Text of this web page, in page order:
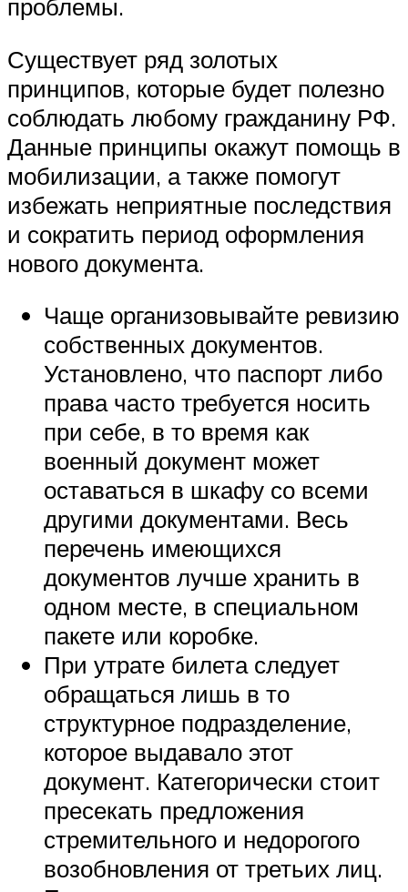
проблемы.
Существует ряд золотых
принципов, которые будет полезно
соблюдать любому гражданину РФ.
Данные принципы окажут помощь в
мобилизации, а также помогут
избежать неприятные последствия
и сократить период оформления
нового документа.
Чаще организовывайте ревизию
собственных документов.
Установлено, что паспорт либо
права часто требуется носить
при себе, в то время как
военный документ может
оставаться в шкафу со всеми
другими документами. Весь
перечень имеющихся
документов лучше хранить в
одном месте, в специальном
пакете или коробке.
При утрате билета следует
обращаться лишь в то
структурное подразделение,
которое выдавало этот
документ. Категорически стоит
пресекать предложения
стремительного и недорогого
возобновления от третьих лиц.